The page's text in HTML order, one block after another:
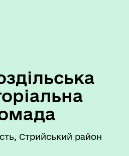
Стрийський район